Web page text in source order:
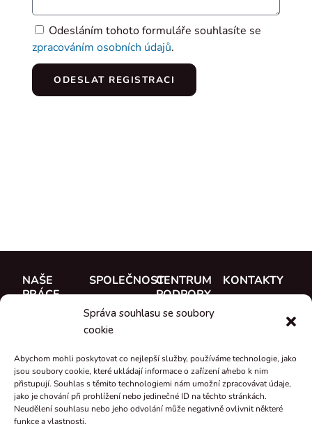
Správa souhlasu se soubory
cookie
Abychom mohli poskytovat co nejlepší služby, používáme technologie, jako
jsou soubory cookie, které ukládají informace o zařízení a/nebo k nim
přistupují. Souhlas s těmito technologiemi nám umožní zpracovávat údaje,
jako je chování při prohlížení nebo jedinečné ID na těchto stránkách.
Neudělení souhlasu nebo jeho odvolání může negativně ovlivnit některé
funkce a vlastnosti.
Odesláním tohoto formuláře souhlasíte se
zpracováním osobních údajů.
ODESLAT REGISTRACI
NAŠE
PRÁCE
Reference
Co je nového
SPOLEČNOST
Seznamte se
Kariéra
Certifikáty a
prohlášení
CENTRUM
PODPORY
Dokumentace
Podpora
KONTAKTY